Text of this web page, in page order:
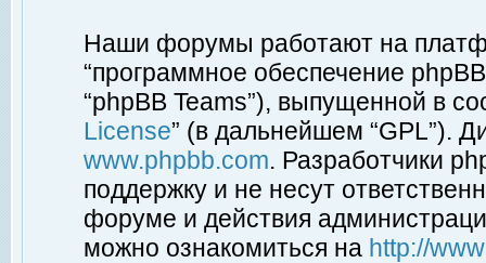
Наши форумы работают на
“программное обеспечение
“phpBB Teams”), выпущенной в
License” (в дальнейшем “GPL”).
www.phpbb.com. Разработчики
поддержку и не несут
форуме и действия
можно ознакомиться на http://